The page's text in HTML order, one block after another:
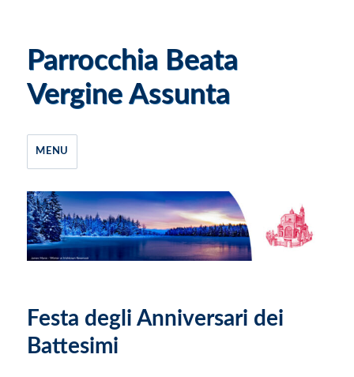
Parrocchia Beata
Vergine Assunta
MENU
Festa degli Anniversari dei
Battesimi